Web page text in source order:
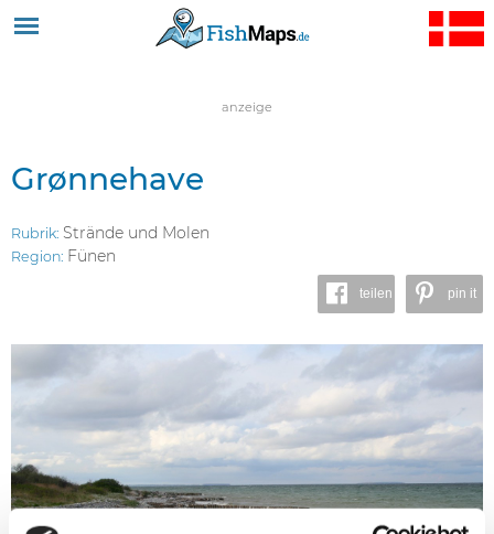
Jump to navigation
anzeige
Grønnehave
Rubrik: Strände und Molen
Region: Fünen
teilen pin it